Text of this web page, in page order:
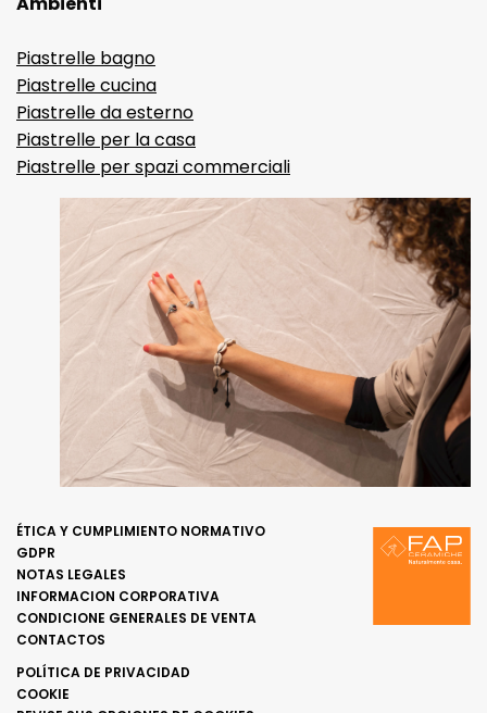
Piastrelle bagno
Piastrelle cucina
Piastrelle da esterno
Piastrelle per la casa
Piastrelle per spazi commerciali
ÉTICA Y CUMPLIMIENTO NORMATIVO
GDPR
NOTAS LEGALES
INFORMACION CORPORATIVA
CONDICIONE GENERALES DE VENTA
CONTACTOS
POLÍTICA DE PRIVACIDAD
COOKIE